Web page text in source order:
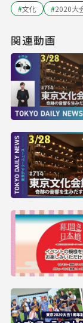
#文化 #2020大
関連動画